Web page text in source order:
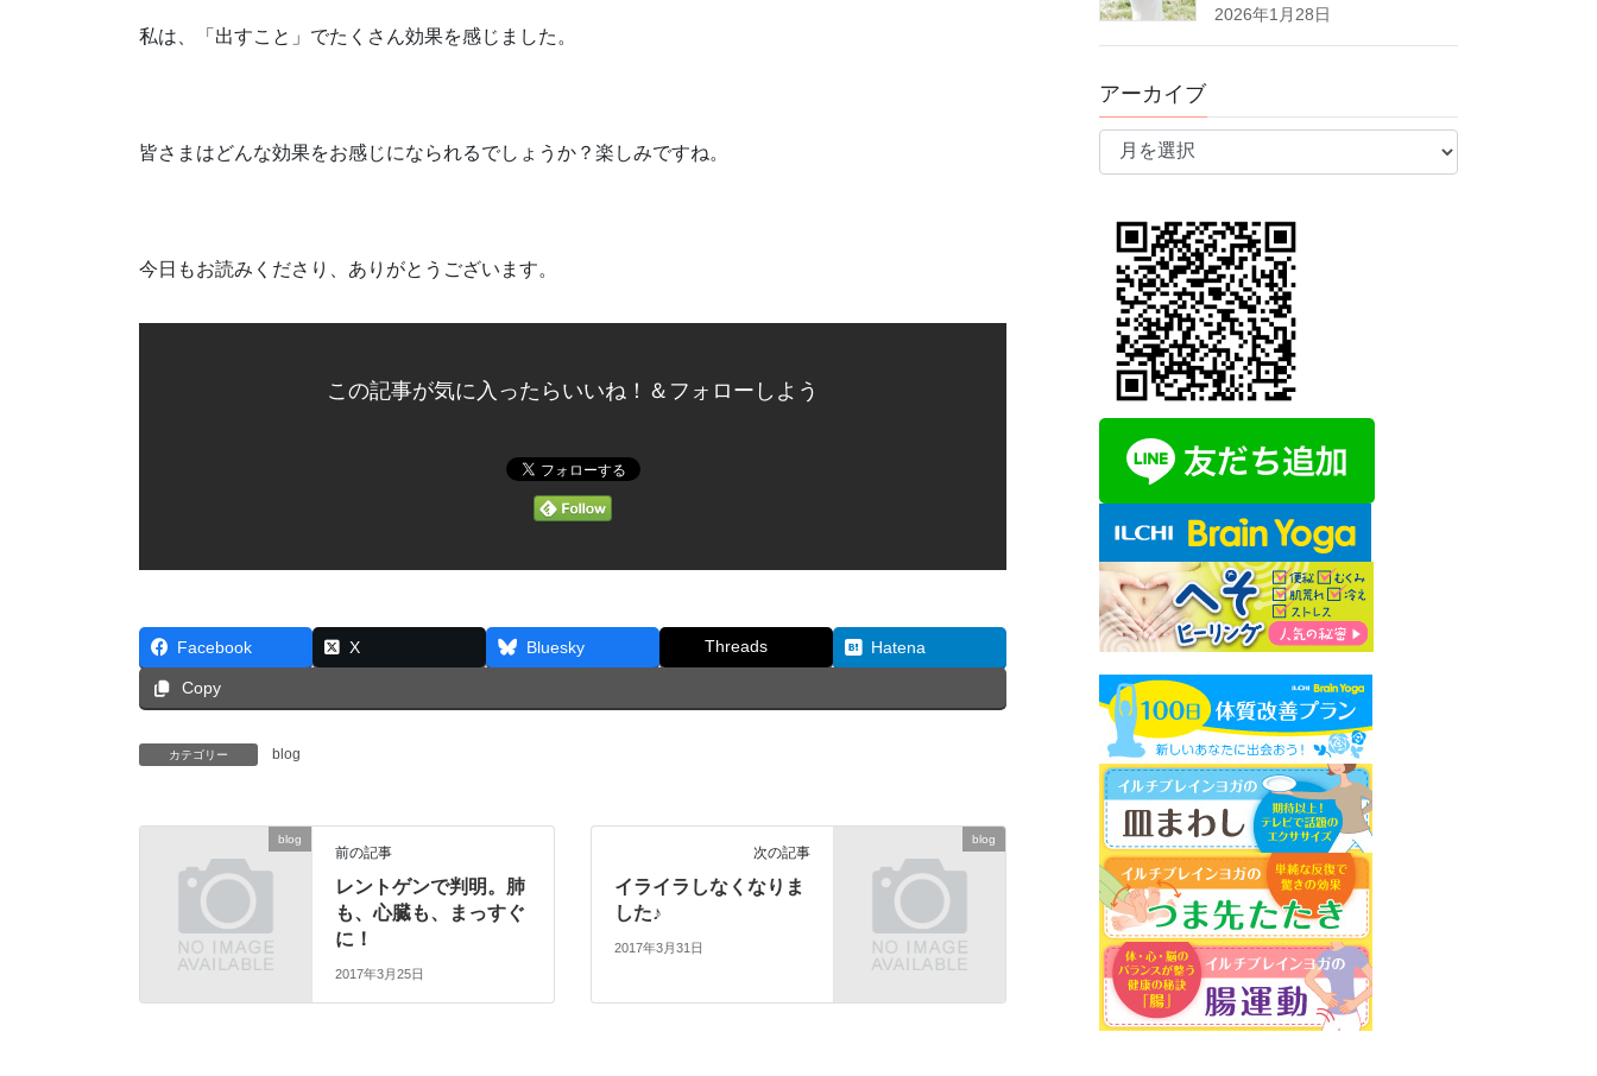
私は、「出すこと」でたくさん効果を感じました。
皆さまはどんな効果をお感じになられるでしょうか？楽しみですね。
今日もお読みくださり、ありがとうございます。
この記事が気に入ったらいいね！＆フォローしよう
Facebook X Bluesky Threads Hatena
Copy
カテゴリー blog
blog
前の記事
レントゲンで判明。肺
も、心臓も、まっすぐ
に！
2017年3月25日
blog
次の記事
イライラしなくなりま
した♪
2017年3月31日
2026年1月28日
アーカイブ
ア